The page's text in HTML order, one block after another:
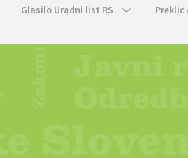
Glasilo Uradni list RS Preklic